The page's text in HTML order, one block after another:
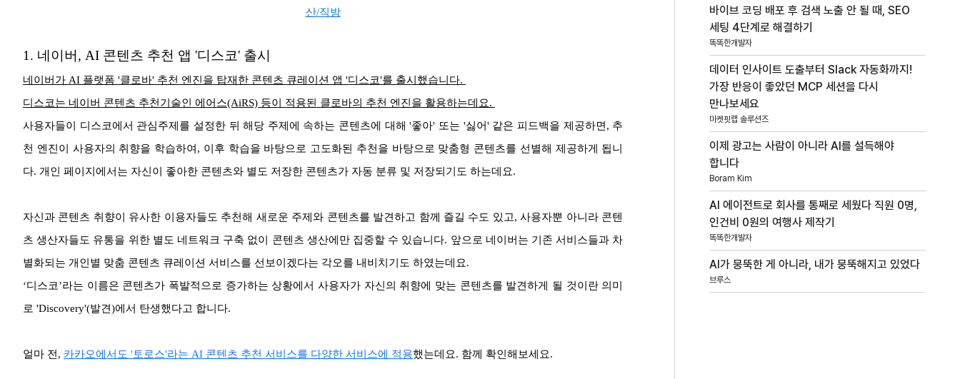
산/직방
1. 네이버, AI 콘텐츠 추천 앱 '디스코' 출시
네이버가 AI 플랫폼 '클로바' 추천 엔진을 탑재한 콘텐츠 큐레이션 앱 '디스코'를 출시했습니다.
디스코는 네이버 콘텐츠 추천기술인 에어스(AiRS) 등이 적용된 클로바의 추천 엔진을 활용하는데요.
사용자들이 디스코에서 관심주제를 설정한 뒤 해당 주제에 속하는 콘텐츠에 대해 '좋아' 또는 '싫어' 같은 피드백을 제공하면, 추
천 엔진이 사용자의 취향을 학습하여, 이후 학습을 바탕으로 고도화된 추천을 바탕으로 맞춤형 콘텐츠를 선별해 제공하게 됩니
다. 개인 페이지에서는 자신이 좋아한 콘텐츠와 별도 저장한 콘텐츠가 자동 분류 및 저장되기도 하는데요.
자신과 콘텐츠 취향이 유사한 이용자들도 추천해 새로운 주제와 콘텐츠를 발견하고 함께 즐길 수도 있고, 사용자뿐 아니라 콘텐
츠 생산자들도 유통을 위한 별도 네트워크 구축 없이 콘텐츠 생산에만 집중할 수 있습니다. 앞으로 네이버는 기존 서비스들과 차
별화되는 개인별 맞춤 콘텐츠 큐레이션 서비스를 선보이겠다는 각오를 내비치기도 하였는데요.
‘디스코’라는 이름은 콘텐츠가 폭발적으로 증가하는 상황에서 사용자가 자신의 취향에 맞는 콘텐츠를 발견하게 될 것이란 의미
로 'Discovery'(발견)에서 탄생했다고 합니다.
얼마 전, 카카오에서도 '토로스'라는 AI 콘텐츠 추천 서비스를 다양한 서비스에 적용했는데요. 함께 확인해보세요.
바이브 코딩 배포 후 검색 노출 안 될 때, SEO
세팅 4단계로 해결하기
똑똑한개발자
데이터 인사이트 도출부터 Slack 자동화까지!
가장 반응이 좋았던 MCP 세션을 다시
만나보세요
마켓핏랩 솔루션즈
이제 광고는 사람이 아니라 AI를 설득해야
합니다
Boram Kim
AI 에이전트로 회사를 통째로 세웠다 직원 0명,
인건비 0원의 여행사 제작기
똑똑한개발자
AI가 뭉뚝한 게 아니라, 내가 뭉뚝해지고 있었다
브루스